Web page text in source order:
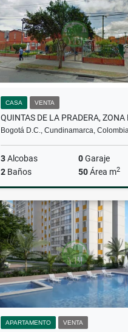
CASA VENTA
Bogotá D.C., Cundinamarca,
3Alcobas 0Garaje
2 Baños 50Área m2
$220.000.000
APARTAMENTO VENTA